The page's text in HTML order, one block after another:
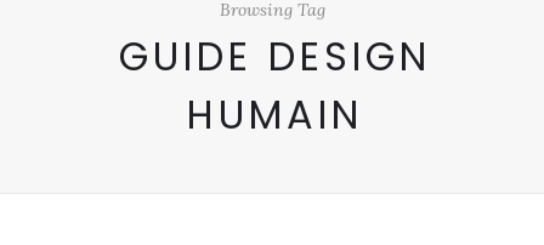
Browsing Tag
GUIDE DESIGN
HUMAIN